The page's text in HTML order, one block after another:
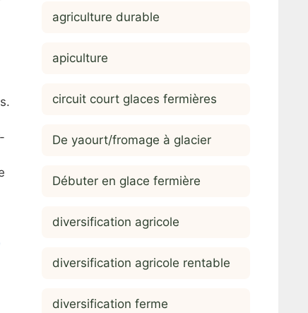
agriculture durable
apiculture
circuit court glaces fermières
De yaourt/fromage à glacier
Débuter en glace fermière
diversification agricole
diversification agricole rentable
diversification ferme